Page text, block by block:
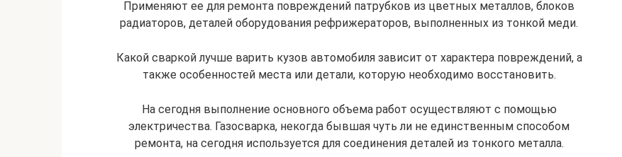
Применяют ее для ремонта повреждений патрубков из цветных металлов, блоков
радиаторов, деталей оборудования рефрижераторов, выполненных из тонкой меди.
Какой сваркой лучше варить кузов автомобиля зависит от характера повреждений, а
также особенностей места или детали, которую необходимо восстановить.
На сегодня выполнение основного объема работ осуществляют с помощью
электричества. Газосварка, некогда бывшая чуть ли не единственным способом
ремонта, на сегодня используется для соединения деталей из тонкого металла.